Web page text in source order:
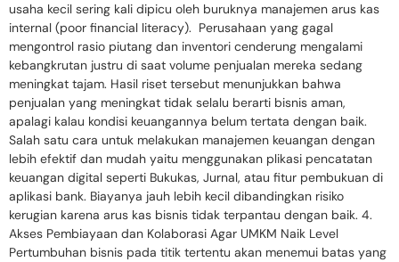
usaha kecil sering kali dipicu oleh buruknya manajemen arus kas
internal (poor financial literacy). Perusahaan yang gagal
mengontrol rasio piutang dan inventori cenderung mengalami
kebangkrutan justru di saat volume penjualan mereka sedang
meningkat tajam. Hasil riset tersebut menunjukkan bahwa
penjualan yang meningkat tidak selalu berarti bisnis aman,
apalagi kalau kondisi keuangannya belum tertata dengan baik.
Salah satu cara untuk melakukan manajemen keuangan dengan
lebih efektif dan mudah yaitu menggunakan plikasi pencatatan
keuangan digital seperti Bukukas, Jurnal, atau fitur pembukuan di
aplikasi bank. Biayanya jauh lebih kecil dibandingkan risiko
kerugian karena arus kas bisnis tidak terpantau dengan baik. 4.
Akses Pembiayaan dan Kolaborasi Agar UMKM Naik Level
Pertumbuhan bisnis pada titik tertentu akan menemui batas yang